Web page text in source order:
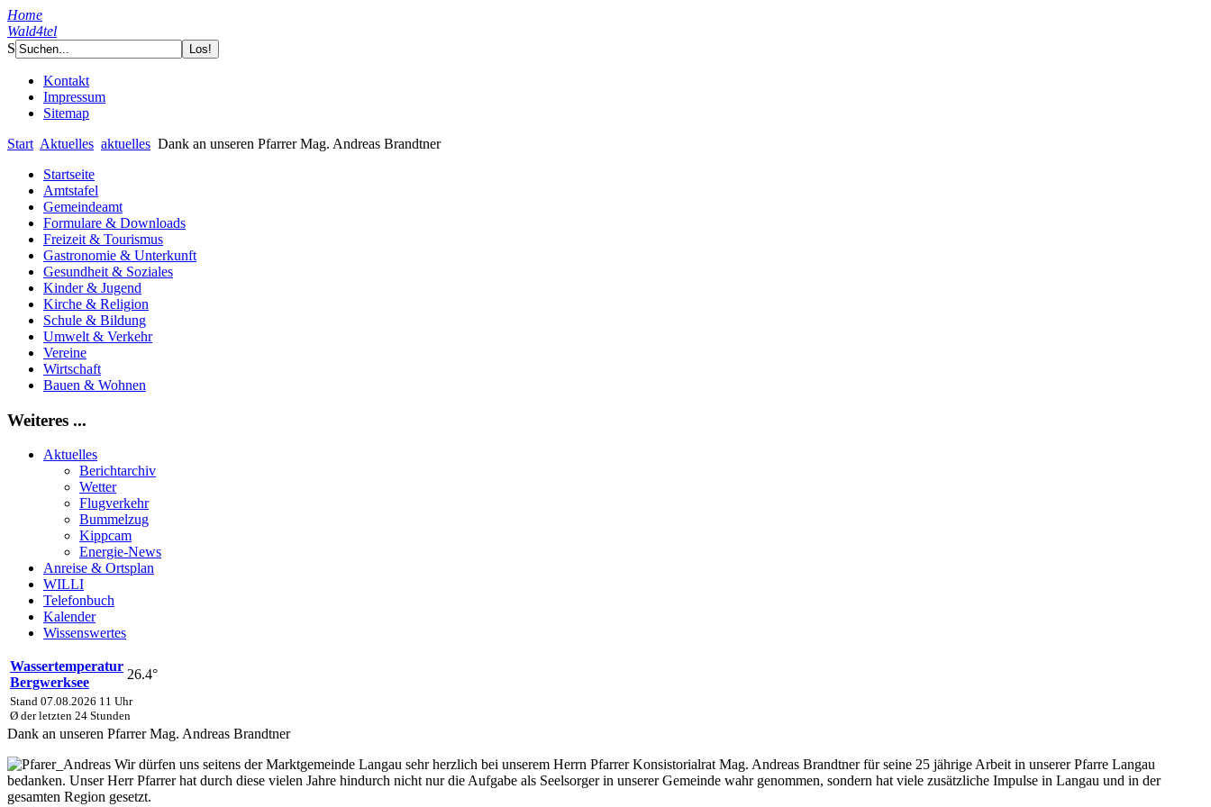
Home
Wald4tel
S
Kontakt
Impressum
Sitemap
Start Aktuelles aktuelles Dank an unseren Pfarrer Mag. Andreas Brandtner
Startseite
Amtstafel
Gemeindeamt
Formulare & Downloads
Freizeit & Tourismus
Gastronomie & Unterkunft
Gesundheit & Soziales
Kinder & Jugend
Kirche & Religion
Schule & Bildung
Umwelt & Verkehr
Vereine
Wirtschaft
Bauen & Wohnen
Weiteres ...
Aktuelles
Berichtarchiv
Wetter
Flugverkehr
Bummelzug
Kippcam
Energie-News
Anreise & Ortsplan
WILLI
Telefonbuch
Kalender
Wissenswertes
Wassertemperatur
Bergwerksee
26.4°
Stand 07.08.2026 11 Uhr
Ø der letzten 24 Stunden
Dank an unseren Pfarrer Mag. Andreas Brandtner
Wir dürfen uns seitens der Marktgemeinde Langau sehr herzlich bei unserem Herrn Pfarrer Konsistorialrat Mag. Andreas Brandtner für seine 25 jährige Arbeit in unserer Pfarre Langau
bedanken. Unser Herr Pfarrer hat durch diese vielen Jahre hindurch nicht nur die Aufgabe als Seelsorger in unserer Gemeinde wahr genommen, sondern hat viele zusätzliche Impulse in Langau und in der
gesamten Region gesetzt.